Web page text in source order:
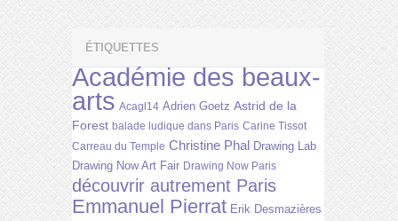
ÉTIQUETTES
Académie des beaux-
arts Acagl14 Adrien Goetz Astrid de la
Forest balade ludique dans Paris Carine Tissot
Carreau du Temple Christine Phal Drawing Lab
Drawing Now Art Fair Drawing Now Paris
découvrir autrement Paris
Emmanuel Pierrat Erik Desmazières